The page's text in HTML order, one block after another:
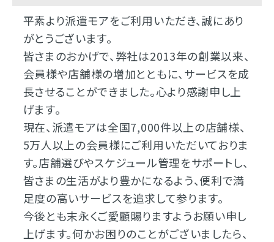
平素より派遣モアをご利用いただき、誠にあり
がとうございます。
皆さまのおかげで、弊社は2013年の創業以来、
会員様や店舗様の増加とともに、サービスを成
長させることができました。心より感謝申し上
げます。
現在、派遣モアは全国7,000件以上の店舗様、
5万人以上の会員様にご利用いただいておりま
す。店舗選びやスケジュール管理をサポートし、
皆さまの生活がより豊かになるよう、便利で満
足度の高いサービスを追求して参ります。
今後とも末永くご愛顧賜りますようお願い申し
上げます。何かお困りのことがございましたら、